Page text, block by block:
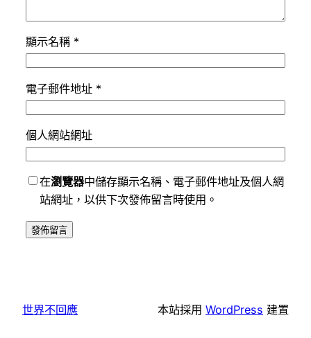
顯示名稱 *
電子郵件地址 *
個人網站網址
在瀏覽器中儲存顯示名稱、電子郵件地址及個人網
站網址，以供下次發佈留言時使用。
世界不回應 本站採用 WordPress 建置